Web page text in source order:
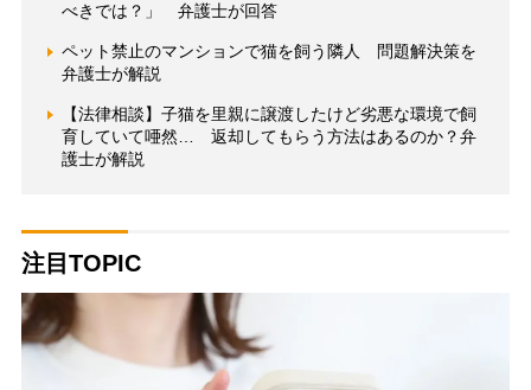
べきでは？」 弁護士が回答
ペット禁止のマンションで猫を飼う隣人 問題解決策を
弁護士が解説
【法律相談】子猫を里親に譲渡したけど劣悪な環境で飼
育していて唖然… 返却してもらう方法はあるのか？弁
護士が解説
注目TOPIC